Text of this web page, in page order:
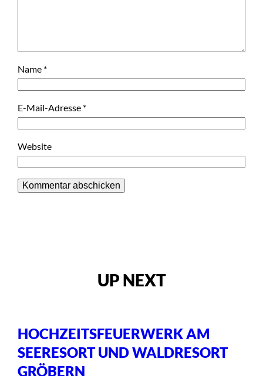
Name *
E-Mail-Adresse *
Website
UP NEXT
HOCHZEITSFEUERWERK AM
SEERESORT UND WALDRESORT
GRÖBERN